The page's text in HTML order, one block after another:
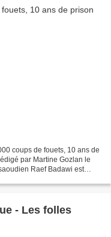
coups de fouets, 10 ans de
par Martine Gozlan le
Raef Badawi est
- Les folles